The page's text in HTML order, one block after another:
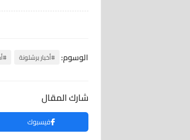
الوسوم: #أخبار برشلونة
شارك المقال
فيسبوك